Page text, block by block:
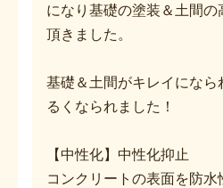
になり基礎の塗装＆土間
頂きました。
基礎＆土間がキレイにな
るくなられました！
【中性化】中性化抑止
コンクリートの表面を防